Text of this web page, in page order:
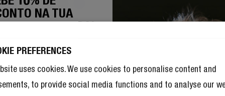
PREFERENCES
uses cookies. We use cookies to personalise content and
to provide social media functions and to analyse our
NA TUA
ENCOMENDA!
ao The Rebel Club vem com
vantagens.Dá uma olhada